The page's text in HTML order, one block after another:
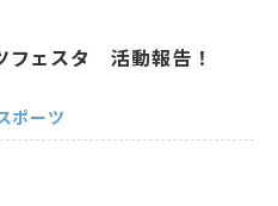
フェスタ 活動報告！
ポーツ